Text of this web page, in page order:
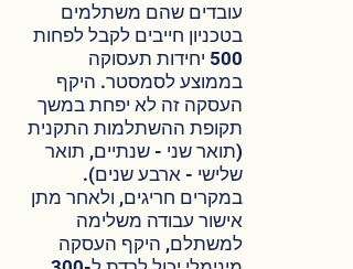
עובדים שהם משתלמים
בטכניון חייבים לקבל לפחות
500 יחידות תעסוקה
בממוצע לסמסטר. היקף
העסקה זה לא יפחת במשך
תקופת ההשתלמות התקנית
(תואר שני - שנתיים, תואר
שלישי - ארבע שנים).
במקרים חריגים, ולאחר מתן
אישור עבודה משלימה
למשתלם, היקף העסקה